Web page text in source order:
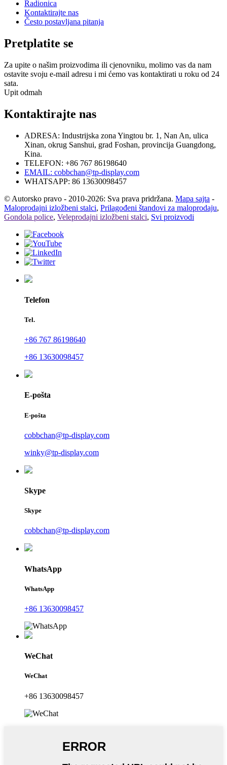
Radionica
Kontaktirajte nas
Često postavljana pitanja
Pretplatite se
Za upite o našim proizvodima ili cjenovniku, molimo vas da nam
ostavite svoju e-mail adresu i mi ćemo vas kontaktirati u roku od 24
sata.
Upit odmah
Kontaktirajte nas
ADRESA: Industrijska zona Yingtou br. 1, Nan An, ulica
Xinan, okrug Sanshui, grad Foshan, provincija Guangdong,
Kina.
TELEFON: +86 767 86198640
EMAIL: cobbchan@tp-display.com
WHATSAPP: 86 13630098457
© Autorsko pravo - 2010-2026: Sva prava pridržana. Mapa sajta -
Maloprodajni izložbeni stalci, Prilagođeni štandovi za maloprodaju,
Gondola police, Veleprodajni izložbeni stalci, Svi proizvodi
Telefon
Tel.
+86 767 86198640
+86 13630098457
E-pošta
E-pošta
cobbchan@tp-display.com
winky@tp-display.com
Skype
Skype
cobbchan@tp-display.com
WhatsApp
WhatsApp
+86 13630098457
WeChat
WeChat
+86 13630098457